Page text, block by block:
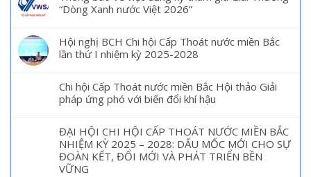
“Dòng Xanh nước Việt 2026”
Hội nghị BCH Chi hội Cấp Thoát nước miền Bắc
lần thứ I nhiệm kỳ 2025-2028
Chi hội Cấp Thoát nước miền Bắc Hội thảo Giải
pháp ứng phó với biến đổi khí hậu
ĐẠI HỘI CHI HỘI CẤP THOÁT NƯỚC MIỀN BẮC
NHIỆM KỲ 2025 – 2028: DẤU MỐC MỚI CHO SỰ
ĐOÀN KẾT, ĐỔI MỚI VÀ PHÁT TRIỂN BỀN
VỮNG